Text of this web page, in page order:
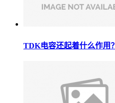
TDK电容还起着什么作用？